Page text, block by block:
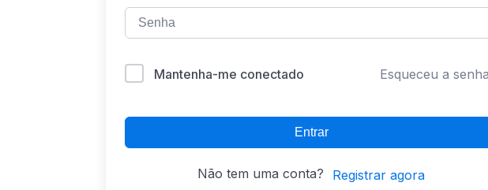
Mantenha-me conectado Esqueceu a
Entrar
Não tem uma conta? Registrar agora